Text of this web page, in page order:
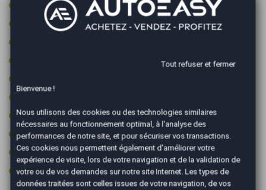
Contrôle pression des pneus
Détecteur de pluie
Type Essieu 4x2
Vitres surteintées
Volant cuir
Volant multifonctions
Tout refuser et fermer
Bienvenue !
Nous utilisons des cookies ou des technologies similaires
nécessaires au fonctionnement optimal, à l'analyse des
performances de notre site, et pour sécuriser vos transactions.
Ces cookies nous permettent également d'améliorer votre
expérience de visite, lors de votre navigation et de la validation de
votre ou de vos demandes sur notre site Internet. Les types de
données traitées sont celles issues de votre navigation, de vos